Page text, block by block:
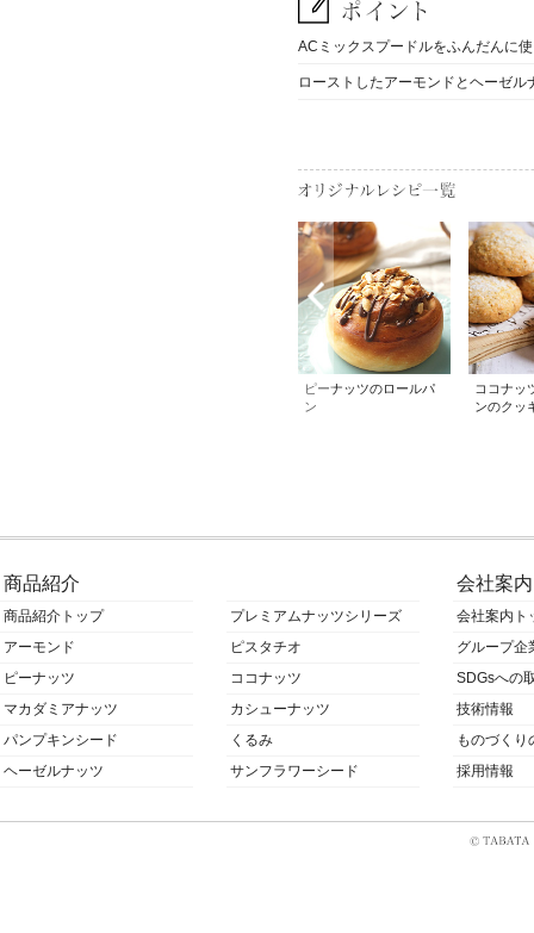
ACミックスプードルをふんだんに
ローストしたアーモンドとヘーゼ
ピーナッツのロールパ
ン
ココナッ
ンのクッ
商品紹介
商品紹介トップ
アーモンド
ピーナッツ
マカダミアナッツ
パンプキンシード
ヘーゼルナッツ
プレミアムナッツシリーズ
ピスタチオ
ココナッツ
カシューナッツ
くるみ
サンフラワーシード
会社案内
会社案内ト
グループ企
SDGsへの
技術情報
ものづくり
採用情報